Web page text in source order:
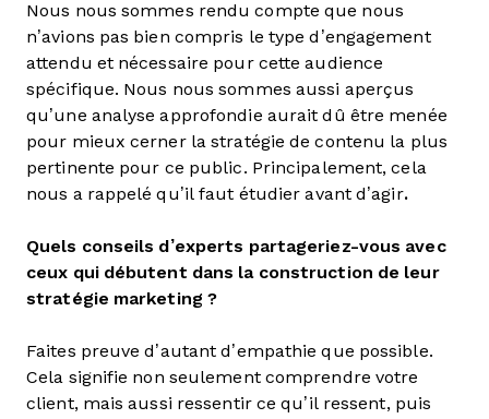
Nous nous sommes rendu compte que nous
n’avions pas bien compris le type d’engagement
attendu et nécessaire pour cette audience
spécifique. Nous nous sommes aussi aperçus
qu’une analyse approfondie aurait dû être menée
pour mieux cerner la stratégie de contenu la plus
pertinente pour ce public. Principalement, cela
nous a rappelé qu’il faut étudier avant d’agir.
Quels conseils d’experts partageriez-vous avec
ceux qui débutent dans la construction de leur
stratégie marketing ?
Faites preuve d’autant d’empathie que possible.
Cela signifie non seulement comprendre votre
client, mais aussi ressentir ce qu’il ressent, puis